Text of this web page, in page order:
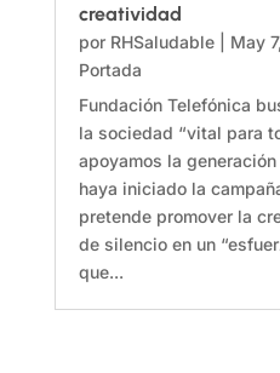
creatividad
por RHSaludable| May
Portada
Fundación Telefónica
la sociedad “vital para
apoyamos la
haya iniciado la
pretende promover la
de silencio en un
que...